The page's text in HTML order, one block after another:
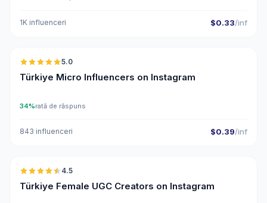
1K influenceri $0.33/inf
🇹🇷
5.0
Türkiye Micro Influencers on Instagram
34%rată de răspuns
843 influenceri $0.39/inf
🇹🇷
4.5
Türkiye Female UGC Creators on Instagram